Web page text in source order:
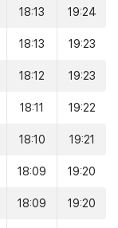
18:13 19:24
18:13 19:23
18:12 19:23
18:11 19:22
18:10 19:21
18:09 19:20
18:09 19:20